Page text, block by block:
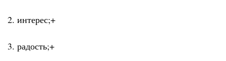
2. интерес;+
3. радость;+